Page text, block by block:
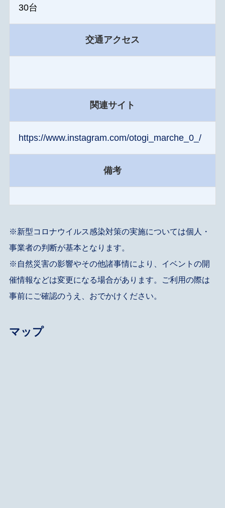
30台
交通アクセス
関連サイト
https://www.instagram.com/otogi_marche_0_/
備考
※新型コロナウイルス感染対策の実施については個人・
事業者の判断が基本となります。
※自然災害の影響やその他諸事情により、イベントの開
催情報などは変更になる場合があります。ご利用の際は
事前にご確認のうえ、おでかけください。
マップ